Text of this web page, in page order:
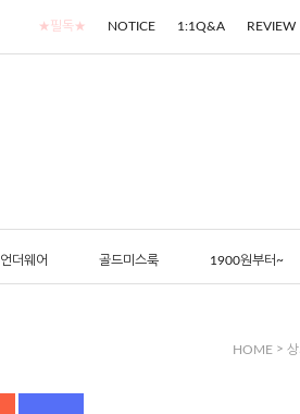
★필독★ NOTICE 1:1Q&A REVIEW
언더웨어 골드미스룩 1900원부터~
HOME >